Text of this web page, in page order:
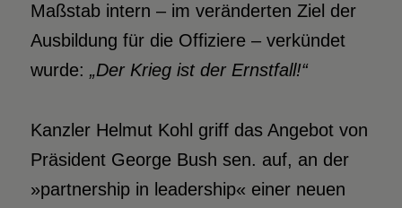
Maßstab intern – im veränderten Ziel der
Ausbildung für die Offiziere – verkündet
wurde: „Der Krieg ist der Ernstfall!“
Kanzler Helmut Kohl griff das Angebot von
Präsident George Bush sen. auf, an der
»partnership in leadership« einer neuen